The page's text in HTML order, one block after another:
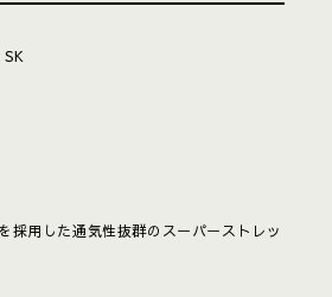
採用した通気性抜群のスーパーストレッ